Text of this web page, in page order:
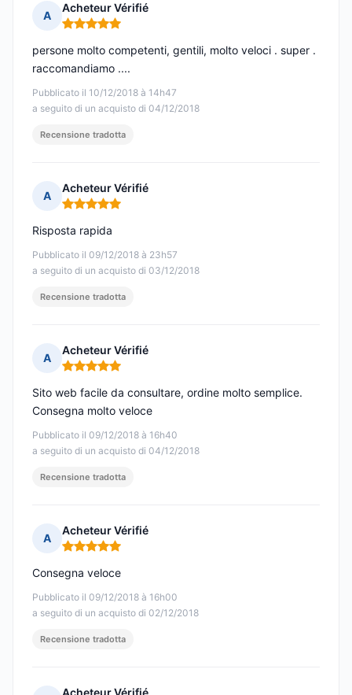
A
Acheteur Vérifié
Nota: 5 su 5
Pubblicato il 10/12/2018 à 14h47
a seguito di un acquisto di 04/12/2018
persone molto competenti, gentili, molto veloci . super .
raccomandiamo ....
Recensione tradotta
A
Acheteur Vérifié
Nota: 5 su 5
Pubblicato il 09/12/2018 à 23h57
a seguito di un acquisto di 03/12/2018
Risposta rapida
Recensione tradotta
A
Acheteur Vérifié
Nota: 5 su 5
Pubblicato il 09/12/2018 à 16h40
a seguito di un acquisto di 04/12/2018
Sito web facile da consultare, ordine molto semplice.
Consegna molto veloce
Recensione tradotta
A
Acheteur Vérifié
Nota: 5 su 5
Pubblicato il 09/12/2018 à 16h00
a seguito di un acquisto di 02/12/2018
Consegna veloce
Recensione tradotta